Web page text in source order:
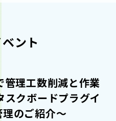
ント
管理工数削減と作業
スクボードプラグイ
のご紹介～